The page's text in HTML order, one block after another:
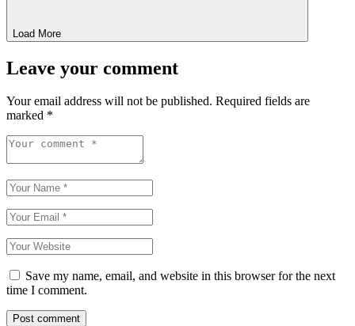
Load More
Leave your comment
Your email address will not be published. Required fields are
marked *
Save my name, email, and website in this browser for the next
time I comment.